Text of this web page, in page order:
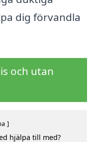
dig förvandla
och utan
hjälpa till med?